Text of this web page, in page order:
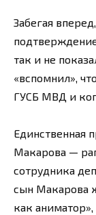
Забегая
так и не
«вспомнил»,
ГУСБ МВД и
Единственная
Макарова —
сотрудника
сын Макарова
как